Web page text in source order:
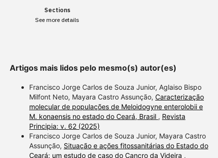
Sections
See more details
contrasts the cited claim, and
a label indicating in which
section the citation was
made.
Artigos mais lidos pelo mesmo(s) autor(es)
Francisco Jorge Carlos de Souza Junior, Aglaiso Bispo
Milfont Neto, Mayara Castro Assunção, Caracterização
molecular de populações de Meloidogyne enterolobii e
M. konaensis no estado do Ceará, Brasil , Revista
Principia: v. 62 (2025)
Francisco Jorge Carlos de Souza Junior, Mayara Castro
Assunção, Situação e ações fitossanitárias do Estado do
Ceará: um estudo de caso do Cancro da Videira ,